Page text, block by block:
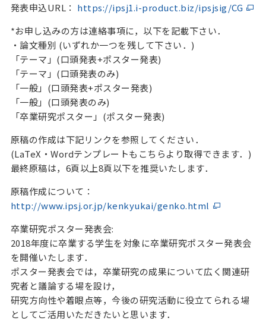
発表申込URL： https://ipsj1.i-product.biz/ipsjsig/CG
*お申し込みの方は連絡事項に，以下を記載下さい．
・論文種別 (いずれか一つを残して下さい．)
「テーマ」(口頭発表+ポスター発表)
「テーマ」(口頭発表のみ)
「一般」(口頭発表+ポスター発表)
「一般」(口頭発表のみ)
「卒業研究ポスター」(ポスター発表)
原稿の作成は下記リンクを参照してください．
(LaTeX・Wordテンプレートもこちらより取得できます．)
最終原稿は，6頁以上8頁以下を推奨いたします．
原稿作成について：
http://www.ipsj.or.jp/kenkyukai/genko.html
卒業研究ポスター発表会:
2018年度に卒業する学生を対象に卒業研究ポスター発表会
を開催いたします．
ポスター発表会では，卒業研究の成果について広く関連研
究者と議論する場を設け，
研究方向性や着眼点等，今後の研究活動に役立てられる場
としてご活用いただきたいと思います．